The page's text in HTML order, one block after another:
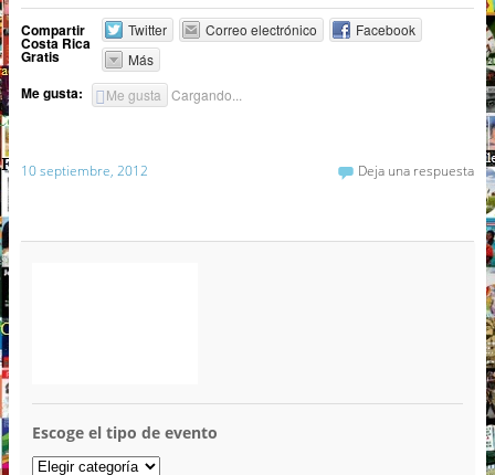
Compartir
Costa Rica
Gratis
Twitter Correo electrónico
Facebook
Más
Me gusta: Me gusta Cargando...
10 septiembre, 2012 Deja una respuesta
Escoge el tipo de evento